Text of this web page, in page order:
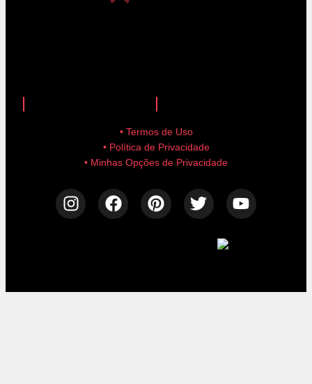
• Termos de Uso
• Política de Privacidade
• Minhas Opções de Privacidade